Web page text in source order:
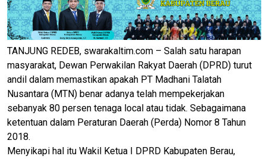
TANJUNG REDEB, swarakaltim.com – Salah satu harapan
masyarakat, Dewan Perwakilan Rakyat Daerah (DPRD) turut
andil dalam memastikan apakah PT Madhani Talatah
Nusantara (MTN) benar adanya telah mempekerjakan
sebanyak 80 persen tenaga local atau tidak. Sebagaimana
ketentuan dalam Peraturan Daerah (Perda) Nomor 8 Tahun
2018.
Menyikapi hal itu Wakil Ketua I DPRD Kabupaten Berau,